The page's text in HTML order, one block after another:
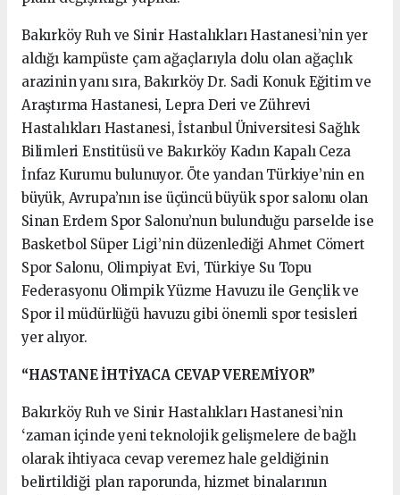
Bakırköy Ruh ve Sinir Hastalıkları Hastanesi’nin yer
aldığı kampüste çam ağaçlarıyla dolu olan ağaçlık
arazinin yanı sıra, Bakırköy Dr. Sadi Konuk Eğitim ve
Araştırma Hastanesi, Lepra Deri ve Zührevi
Hastalıkları Hastanesi, İstanbul Üniversitesi Sağlık
Bilimleri Enstitüsü ve Bakırköy Kadın Kapalı Ceza
İnfaz Kurumu bulunuyor. Öte yandan Türkiye’nin en
büyük, Avrupa’nın ise üçüncü büyük spor salonu olan
Sinan Erdem Spor Salonu’nun bulunduğu parselde ise
Basketbol Süper Ligi’nin düzenlediği Ahmet Cömert
Spor Salonu, Olimpiyat Evi, Türkiye Su Topu
Federasyonu Olimpik Yüzme Havuzu ile Gençlik ve
Spor il müdürlüğü havuzu gibi önemli spor tesisleri
yer alıyor.
“HASTANE İHTİYACA CEVAP VEREMİYOR”
Bakırköy Ruh ve Sinir Hastalıkları Hastanesi’nin
‘zaman içinde yeni teknolojik gelişmelere de bağlı
olarak ihtiyaca cevap veremez hale geldiğinin
belirtildiği plan raporunda, hizmet binalarının